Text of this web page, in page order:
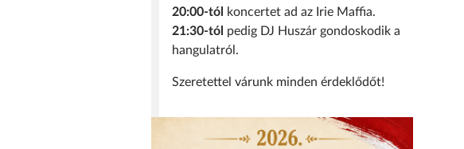
20:00-tól
koncertet ad az Irie Maffia.
21:30-tól pedig DJ Huszár gondoskodik a
hangulatról.
Szeretettel várunk minden érdeklődőt!